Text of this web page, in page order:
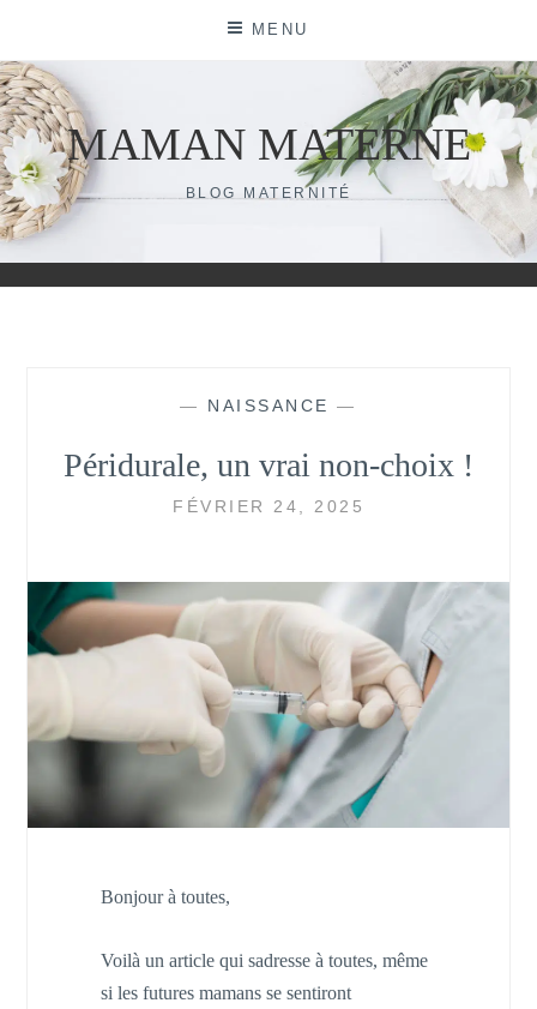
content
MENU
MAMAN MATERNE
BLOG MATERNITÉ
— NAISSANCE —
Péridurale, un vrai non-choix !
FÉVRIER 24, 2025
Bonjour à toutes,
Voilà un article qui sadresse à toutes, même
si les futures mamans se sentiront